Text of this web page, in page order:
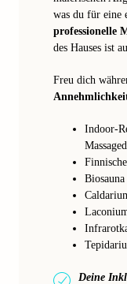
was du für eine
professionelle
des Hauses ist
Freu dich
Indoor-
Biosauna
Deine